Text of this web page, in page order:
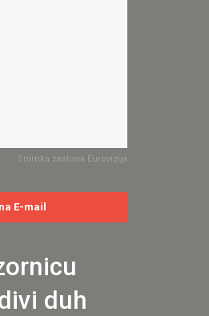
Snimka zaslona Eurovizija
E-mail
duh